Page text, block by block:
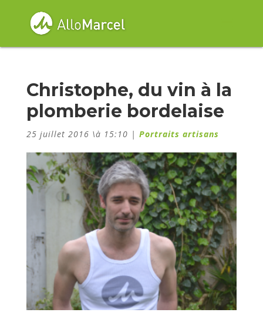
Christophe, du vin à la
plomberie bordelaise
25 juillet 2016 \à 15:10 | Portraits artisans